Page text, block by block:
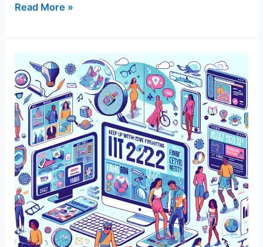
활
산
소
의
힘
을
느
껴
보
세
요
Read More »